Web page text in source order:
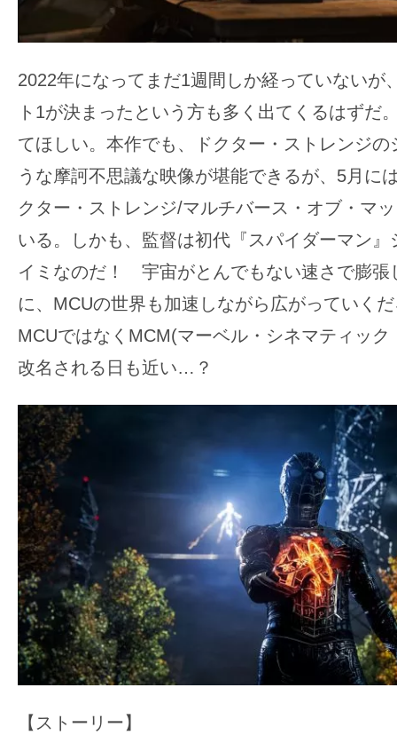
2022年になってまだ1週間しか経っていないが
ト1が決まったという方も多く出てくるはずだ
てほしい。本作でも、ドクター・ストレンジ
うな摩訶不思議な映像が堪能できるが、5月に
クター・ストレンジ/マルチバース・オブ・マ
いる。しかも、監督は初代『スパイダーマン
イミなのだ！ 宇宙がとんでもない速さで膨張
に、MCUの世界も加速しながら広がっていく
MCUではなくMCM(マーベル・シネマティッ
改名される日も近い…？
【ストーリー】